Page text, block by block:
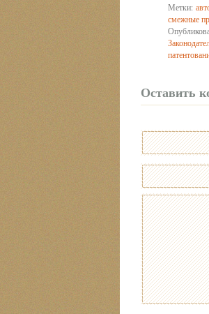
Метки:
смежные
Оставить